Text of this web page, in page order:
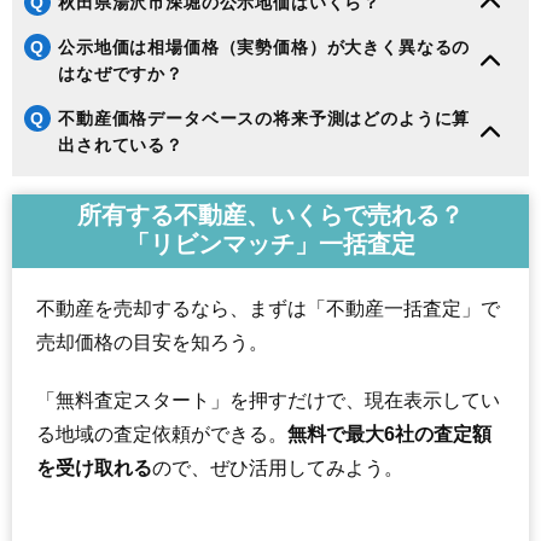
Q
公示地価は相場価格（実勢価格）が大きく異なるの
はなぜですか？
Q
不動産価格データベースの将来予測はどのように算
出されている？
所有する不動産、いくらで売れる？
「リビンマッチ」一括査定
不動産を売却するなら、まずは「不動産一括査定」で
売却価格の目安を知ろう。
「無料査定スタート」を押すだけで、現在表示してい
る地域の査定依頼ができる。 無料で最大6社の査定額
を受け取れるので、ぜひ活用してみよう。